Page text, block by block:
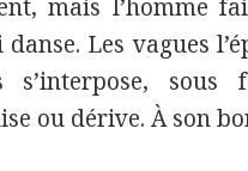
mais l’homme
Les vagues
sous
ou dérive. À son